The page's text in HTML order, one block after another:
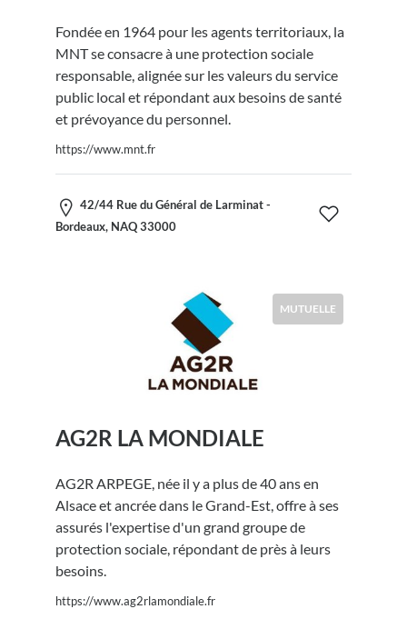
Fondée en 1964 pour les agents territoriaux, la
MNT se consacre à une protection sociale
responsable, alignée sur les valeurs du service
public local et répondant aux besoins de santé
et prévoyance du personnel.
https://www.mnt.fr
42/44 Rue du Général de Larminat -
Bordeaux, NAQ 33000
MUTUELLE
AG2R LA MONDIALE
AG2R ARPEGE, née il y a plus de 40 ans en
Alsace et ancrée dans le Grand-Est, offre à ses
assurés l'expertise d'un grand groupe de
protection sociale, répondant de près à leurs
besoins.
https://www.ag2rlamondiale.fr